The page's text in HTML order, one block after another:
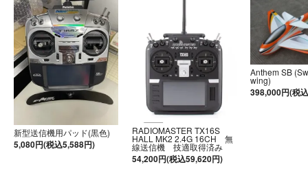
新型送信機用パッド(黒色)
5,080円(税込5,588円)
RADIOMASTER TX16S
HALL MK2 2.4G 16CH 無
線送信機 技適取得済み
54,200円(税込59,620円)
Anthem SB
wing)
398,000円(税